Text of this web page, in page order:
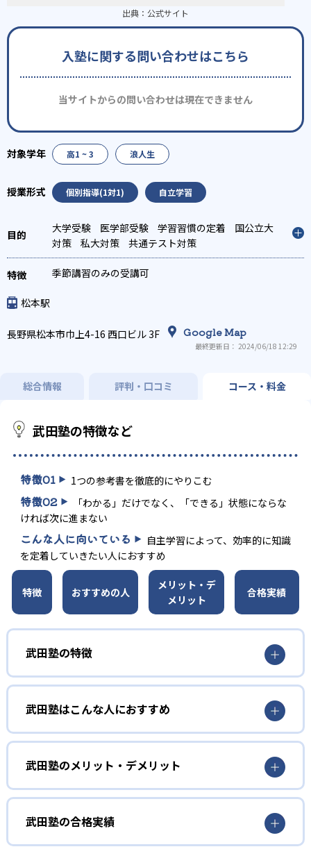
出典： 公式サイト
入塾に関する問い合わせはこちら
当サイトからの問い合わせは現在できません
高1 ~ 3 浪人生
個別指導(1対1) 自立学習
大学受験 医学部受験 学習習慣の定着
国公立大
対策
私大対策 共通テスト対策
季節講習のみの受講可
松本駅
長野県松本市巾上4-16 西口ビル 3F Google Map
最終更新日： 2024/06/18 12:29
総合情報 評判・口コミ コース・料金
武田塾の特徴など
特徴01 1つの参考書を徹底的にやりこむ
特徴02
「わかる」だけでなく、「できる」状態にならな
ければ次に進まない
こんな人に向いている
自主学習によって、効率的に知識
を定着していきたい人におすすめ
特徴 おすすめの人
メリット・デ
メリット
合格実績
武田塾の特徴
武田塾はこんな人におすすめ
小学生
勉強に対して自分で考える習慣を身につけたい人向
えなければいけない。どうやったら苦手な分野を克服でき
るのか。どうやったら小テストで点数が上げられるのか。
小さな子どもの時から勉強と向き合う機会を持ち、考える
武田塾のメリット・デメリット
どんなメリットがある？
武田塾の最大のメリットは、効率よくどんどん知識を定着
させていける点である。授業をしない分、その時間をイン
プットする時間に回せる。わかっている内容の授業を聞く
武田塾の合格実績